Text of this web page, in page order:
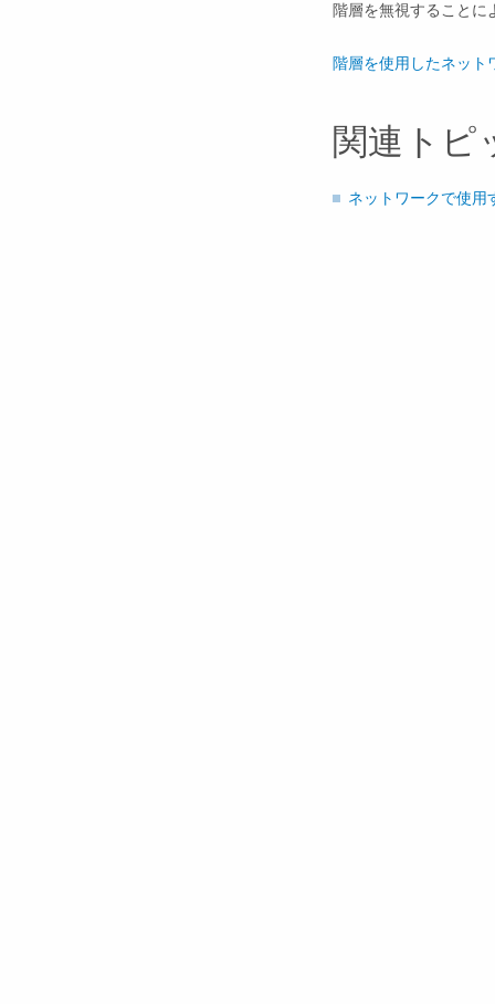
階層を無視することに
階層を使用したネット
関連トピ
ネットワークで使用